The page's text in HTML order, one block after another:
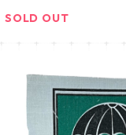
SOLD OUT